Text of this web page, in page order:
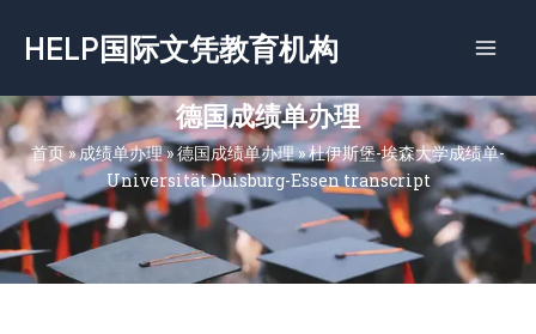
容
HELP国际文凭教育机构
德国成绩单办理
首页»成绩单办理»德国成绩单办理»杜伊斯堡-埃森大学成绩单-
Universität Duisburg-Essen transcript